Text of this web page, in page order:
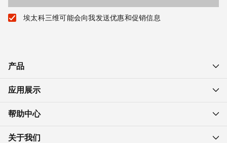
埃太科三维可能会向我发送优惠和促销信息
产品
应用展示
帮助中心
关于我们